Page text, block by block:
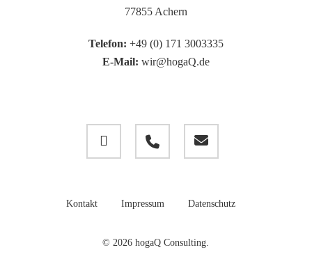
77855 Achern
Telefon: +49 (0) 171 3003335
E-Mail: wir@hogaQ.de
Kontakt Impressum Datenschutz
© 2026 hogaQ Consulting.